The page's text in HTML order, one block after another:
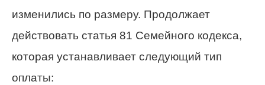
изменились по размеру. Продолжает
действовать статья 81 Семейного кодекса,
которая устанавливает следующий тип
оплаты: